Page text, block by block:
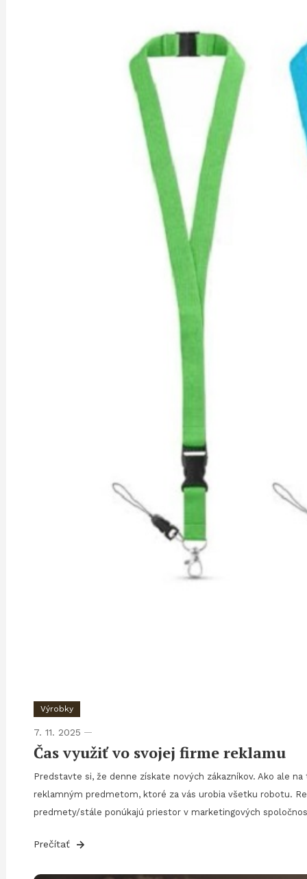
Výrobky
7. 11. 2025
Čas využiť vo svojej firme reklamu
Predstavte si, že denne získate nových zákazníkov. Ako ale
reklamným predmetom, ktoré za vás urobia všetku robotu.
predmety/stále ponúkajú priestor v marketingových
Prečítať